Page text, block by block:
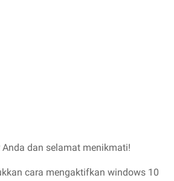
Anda dan selamat menikmati!
cara mengaktifkan windows 10